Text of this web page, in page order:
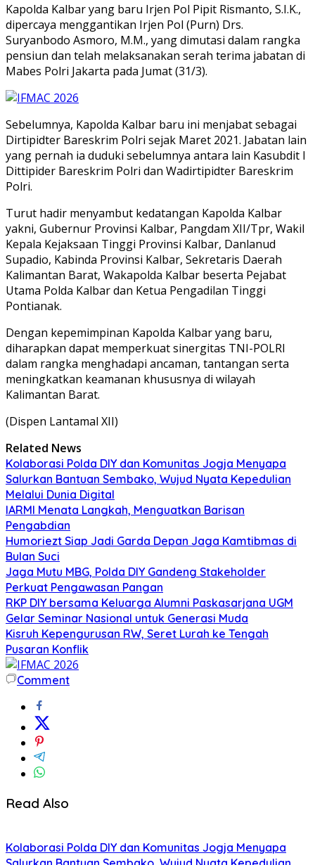
Kapolda Kalbar yang baru Irjen Pol Pipit Rismanto, S.I.K.,
dipercaya menggantikan Irjen Pol (Purn) Drs.
Suryanbodo Asmoro, M.M., yang dimutasi dalam rangka
pensiun dan telah melaksanakan serah terima jabatan di
Mabes Polri Jakarta pada Jumat (31/3).
Sebelumnya, Kapolda Kalbar baru ini menjabat sebagai
Dirtipidter Bareskrim Polri sejak Maret 2021. Jabatan lain
yang pernah ia duduki sebelumnya antara lain Kasubdit I
Dittipider Bareskrim Polri dan Wadirtipidter Bareskrim
Polri.
Turut hadir menyambut kedatangan Kapolda Kalbar
yakni, Gubernur Provinsi Kalbar, Pangdam XII/Tpr, Wakil
Kepala Kejaksaan Tinggi Provinsi Kalbar, Danlanud
Supadio, Kabinda Provinsi Kalbar, Sekretaris Daerah
Kalimantan Barat, Wakapolda Kalbar beserta Pejabat
Utama Polda Kalbar dan Ketua Pengadilan Tinggi
Pontianak.
Dengan kepemimpinan Kapolda Kalbar yang baru,
diharapkan dapat memperkuat sinergitas TNI-POLRI
dalam rangka menghadapi ancaman, tantangan serta
meningkatkan keamanan khususnya di wilayah
Kalimantan Barat.
(Dispen Lantamal XII)
Related News
Kolaborasi Polda DIY dan Komunitas Jogja Menyapa
Salurkan Bantuan Sembako, Wujud Nyata Kepedulian
Melalui Dunia Digital
IARMI Menata Langkah, Menguatkan Barisan
Pengabdian
Humoriezt Siap Jadi Garda Depan Jaga Kamtibmas di
Bulan Suci
Jaga Mutu MBG, Polda DIY Gandeng Stakeholder
Perkuat Pengawasan Pangan
RKP DIY bersama Keluarga Alumni Paskasarjana UGM
Gelar Seminar Nasional untuk Generasi Muda
Kisruh Kepengurusan RW, Seret Lurah ke Tengah
Pusaran Konflik
Comment
Read Also
Kolaborasi Polda DIY dan Komunitas Jogja Menyapa